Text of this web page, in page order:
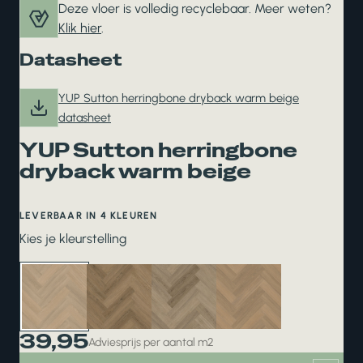
Deze vloer is volledig recyclebaar. Meer weten?
Klik hier.
Datasheet
YUP Sutton herringbone dryback warm beige
datasheet
YUP Sutton herringbone
dryback warm beige
LEVERBAAR IN 4 KLEUREN
Kies je kleurstelling
39,95Adviesprijs per aantal m2